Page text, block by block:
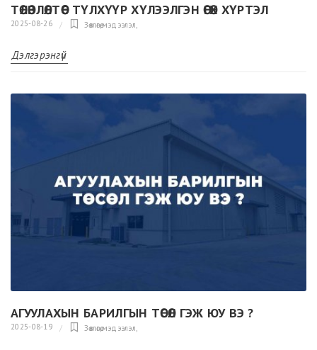
ТӨЛӨВЛӨЛТӨӨС ТҮЛХҮҮР ХҮЛЭЭЛГЭН ӨГӨХ ХҮРТЭЛ
2025-08-26 Зөвлөгөө,мэдээлэл,
Дэлгэрэнгүй
АГУУЛАХЫН БАРИЛГЫН ТӨСӨЛ ГЭЖ ЮУ ВЭ ?
2025-08-19 Зөвлөгөө,мэдээлэл